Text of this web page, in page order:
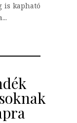
is kapható